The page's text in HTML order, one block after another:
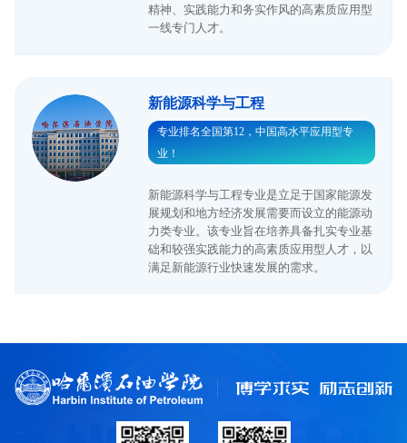
精神、实践能力和务实作风的高素质应用型
一线专门人才。
新能源科学与工程
专业排名全国第12，中国高水平应用型专
业！
新能源科学与工程专业是立足于国家能源发
展规划和地方经济发展需要而设立的能源动
力类专业。该专业旨在培养具备扎实专业基
础和较强实践能力的高素质应用型人才，以
满足新能源行业快速发展的需求。